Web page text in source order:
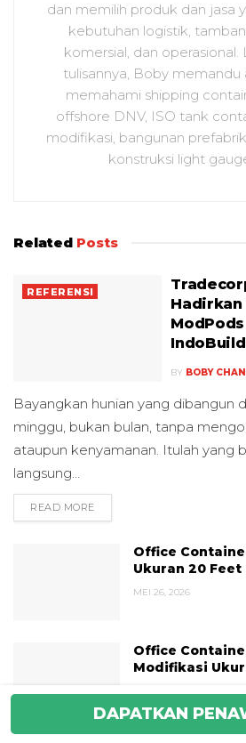
dan memilih produk dan jasa
kebutuhan logistik,
komersial, dan operasional.
tulisannya, Boby memandu
memahami shipping
offshore DNV, ISO tank
modifikasi, bangunan
konstruksi light
Related Posts
REFERENSI
Hadirkan
ModPods
BY BOBY
Bayangkan hunian yang dibangun
minggu, bukan bulan, tanpa
ataupun kenyamanan. Itulah yang
langsung...
READ MORE
Office
Ukuran 20
MEI 26, 2026
Office
Modifikasi
DAPATKAN